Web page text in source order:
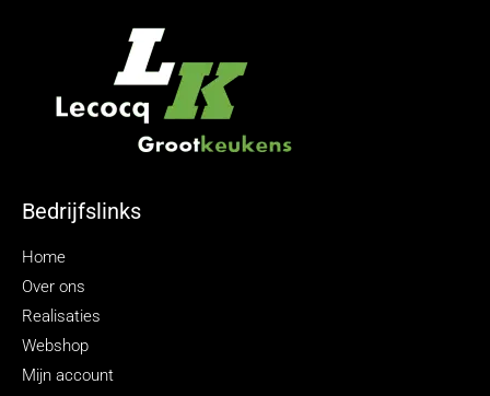
Bedrijfslinks
Home
Over ons
Realisaties
Webshop
Mijn account